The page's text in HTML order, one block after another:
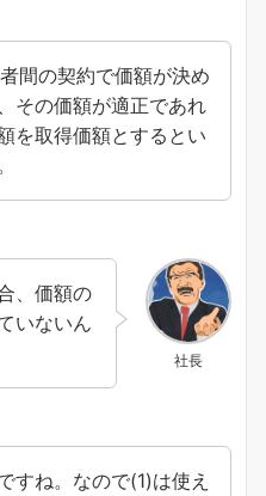
間の契約で価額が決め
その価額が適正であれ
を取得価額とするとい
社長
、価額の
いないん
すね。なので(1)は使え